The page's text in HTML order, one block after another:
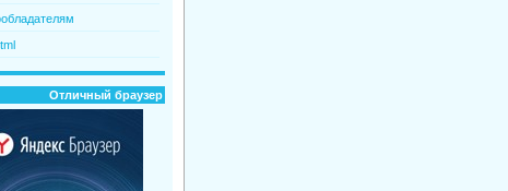
Отличный браузер